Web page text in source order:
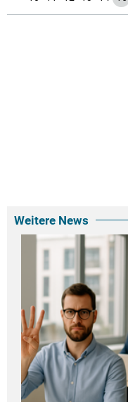
Weitere News